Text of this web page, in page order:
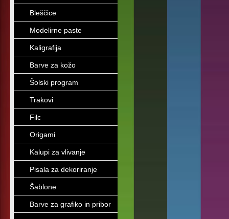
Bleščice
Modelirne paste
Kaligrafija
Barve za kožo
Šolski program
Trakovi
Filc
Origami
Kalupi za vlivanje
Pisala za dekoriranje
Šablone
Barve za grafiko in pribor